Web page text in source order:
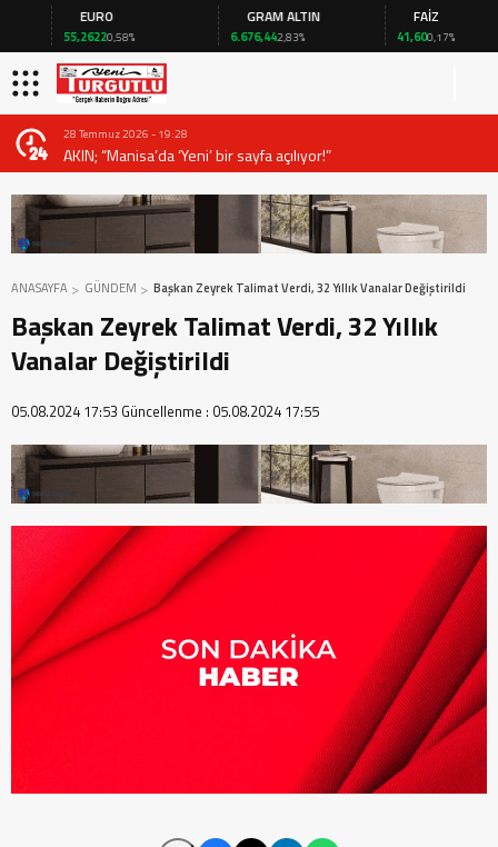
EURO
55,26220,58%
GRAM ALTIN
6.676,442,83%
FAİZ
41,60 0,17%
28 Temmuz 2026 - 19:28
AKIN; “Manisa’da ‘Yeni’ bir sayfa açılıyor!”
ANASAYFA GÜNDEM Başkan Zeyrek Talimat Verdi, 32 Yıllık Vanalar Değiştirildi
Başkan Zeyrek Talimat Verdi, 32 Yıllık
Vanalar Değiştirildi
05.08.2024 17:53 Güncellenme : 05.08.2024 17:55